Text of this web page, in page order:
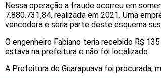
Nessa operação a fraude ocorreu em
7.880.731,84, realizada em 2021. Uma
vencedora e seria parte deste esquema
O engenheiro Fabiano teria recebido R$
estava na prefeitura e não foi localizado.
A Prefeitura de Guarapuava foi procurada,